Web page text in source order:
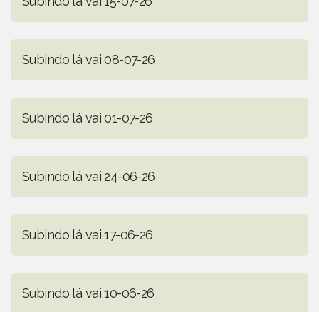
Subindo lá vai 08-07-26
Subindo lá vai 01-07-26
Subindo lá vai 24-06-26
Subindo lá vai 17-06-26
Subindo lá vai 10-06-26